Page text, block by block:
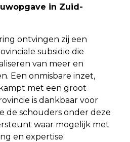
in Zuid-
ontvingen zij een
subsidie die
van meer en
Een onmisbare inzet,
met een groot
is dankbaar voor
de schouders onder deze
waar mogelijk met
en expertise.